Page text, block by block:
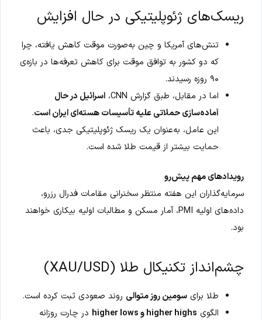
ریسک‌های ژئوپلیتیکی در حال افزایش
تنش‌های آمریکا و چین به‌صورت موقت کاهش یافته، چرا
که دو کشور به توافق موقت برای کاهش تعرفه‌ها در بازه‌ی
۹۰ روزه رسیدند.
اما در مقابل، طبق گزارش CNN،
اسرائیل در حال
آماده‌سازی حملاتی علیه تأسیسات هسته‌ای ایران است.
این عامل، به‌عنوان یک ریسک ژئوپلیتیکی جدی، باعث
حمایت بیشتر از قیمت طلا شده است.
رویدادهای مهم پیش‌رو
سرمایه‌گذاران این هفته منتظر سخنرانی مقامات فدرال رزرو،
داده‌های اولیه PMI، آمار مسکن و مطالبات اولیه بیکاری خواهند
بود.
چشم‌انداز تکنیکال طلا (XAU/USD)
طلا برایسومین روز متوالی روند صعودی ثبت کرده است.
الگوی higher highs و higher lows
در چارت روزانه